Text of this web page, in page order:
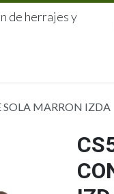
de herrajes y
SOLA MARRON IZDA